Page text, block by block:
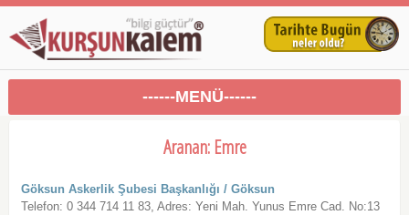
------MENÜ------
Aranan: Emre
Göksun Askerlik Şubesi Başkanlığı / Göksun
Telefon: 0 344 714 11 83, Adres: Yeni Mah. Yunus Emre Cad. No:13